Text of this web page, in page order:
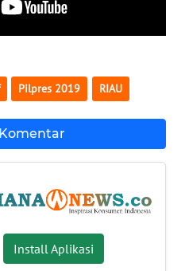
Pilpres 2019 RIAU
Install Aplikasi